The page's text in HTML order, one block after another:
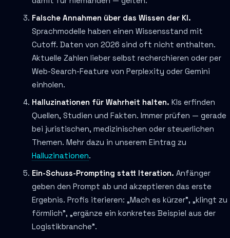
Falsche Annahmen über das Wissen der KI.
Sprachmodelle haben einen Wissensstand mit
Cutoff. Daten von 2026 sind oft nicht enthalten.
Aktuelle Zahlen lieber selbst recherchieren oder per
Web-Search-Feature von Perplexity oder Gemini
einholen.
Halluzinationen für Wahrheit halten. KIs erfinden
Quellen, Studien und Fakten. Immer prüfen — gerade
bei juristischen, medizinischen oder steuerlichen
Themen. Mehr dazu in unserem Eintrag zu
Halluzinationen.
Ein-Schuss-Prompting statt Iteration. Anfänger
geben den Prompt ab und akzeptieren das erste
Ergebnis. Profis iterieren: „Mach es kürzer", „klingt zu
förmlich", „ergänze ein konkretes Beispiel aus der
Logistikbranche".